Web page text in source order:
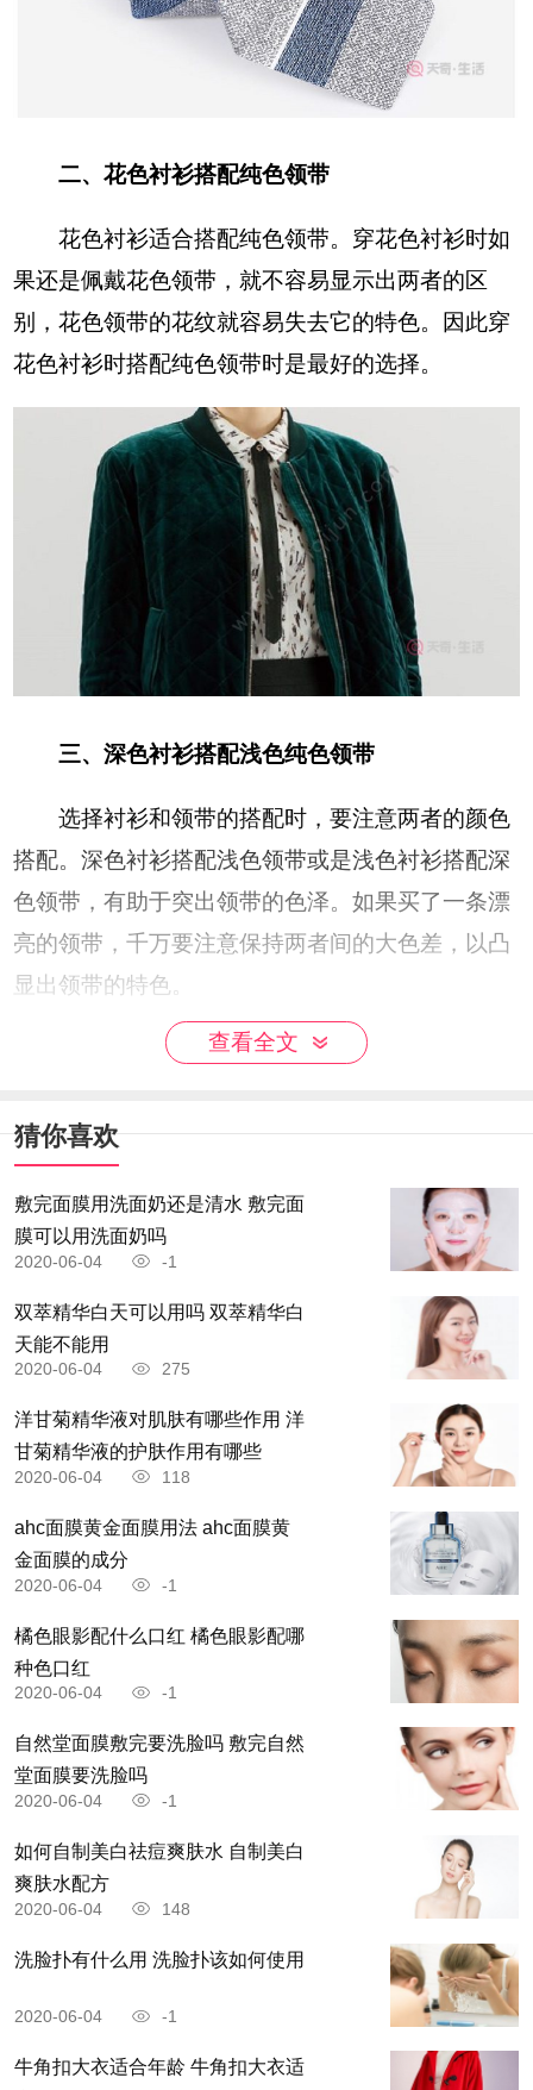
二、花色衬衫搭配纯色领带
花色衬衫适合搭配纯色领带。穿花色衬衫时如
果还是佩戴花色领带，就不容易显示出两者的区
别，花色领带的花纹就容易失去它的特色。因此穿
花色衬衫时搭配纯色领带时是最好的选择。
三、深色衬衫搭配浅色纯色领带
选择衬衫和领带的搭配时，要注意两者的颜色
搭配。深色衬衫搭配浅色领带或是浅色衬衫搭配深
色领带，有助于突出领带的色泽。如果买了一条漂
亮的领带，千万要注意保持两者间的大色差，以凸
显出领带的特色。
查看全文
猜你喜欢
敷完面膜用洗面奶还是清水 敷完面
膜可以用洗面奶吗
2020-06-04 -1
双萃精华白天可以用吗 双萃精华白
天能不能用
2020-06-04 275
洋甘菊精华液对肌肤有哪些作用 洋
甘菊精华液的护肤作用有哪些
2020-06-04 118
ahc面膜黄金面膜用法 ahc面膜黄
金面膜的成分
2020-06-04 -1
橘色眼影配什么口红 橘色眼影配哪
种色口红
2020-06-04 -1
自然堂面膜敷完要洗脸吗 敷完自然
堂面膜要洗脸吗
2020-06-04 -1
如何自制美白祛痘爽肤水 自制美白
爽肤水配方
2020-06-04 148
洗脸扑有什么用 洗脸扑该如何使用
2020-06-04 -1
牛角扣大衣适合年龄 牛角扣大衣适